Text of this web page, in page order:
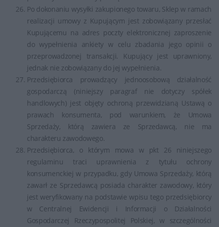
Po dokonaniu wysyłki zakupionego towaru, Sklep w ramach
realizacji umowy z Kupującym jest zobowiązany przesłać
Kupującemu na adres poczty elektronicznej zaproszenie
do wypełnienia ankiety w celu zbadania jego opinii o
przeprowadzonej transakcji. Kupujący jest uprawniony,
jednak nie zobowiązany do jej wypełnienia.
Przedsiębiorca prowadzący jednoosobową działalność
gospodarczą (niniejszy paragraf nie dotyczy spółek
handlowych) jest objęty ochroną przewidzianą Ustawą o
prawach konsumenta, pod warunkiem, że Umowa
Sprzedaży, którą zawiera ze Sprzedawcą, nie ma
charakteru zawodowego.
Przedsiębiorca, o którym mowa w pkt 26 niniejszego
regulaminu traci uprawnienia z tytułu ochrony
konsumenckiej w przypadku, gdy Umowa Sprzedaży, którą
zawarł ze Sprzedawcą posiada charakter zawodowy, który
jest weryfikowany na podstawie wpisu tego przedsiębiorcy
w Centralnej Ewidencji i Informacji o Działalności
Gospodarczej Rzeczypospolitej Polskiej, w szczególności